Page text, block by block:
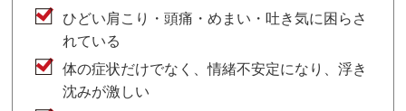
ひどい肩こり・頭痛・めまい・吐き気に困らさ
れている
体の症状だけでなく、情緒不安定になり、浮き
沈みが激しい